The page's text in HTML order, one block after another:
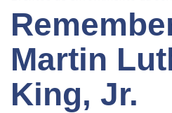
Martin
King, Jr.